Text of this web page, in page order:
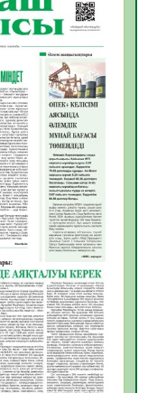
22
аясында
жобасы
21
өтті
22
ы жаңа
дайын
24